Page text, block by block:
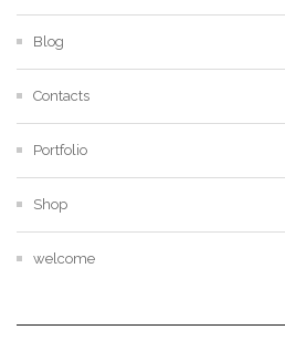
Blog
Contacts
Portfolio
Shop
welcome